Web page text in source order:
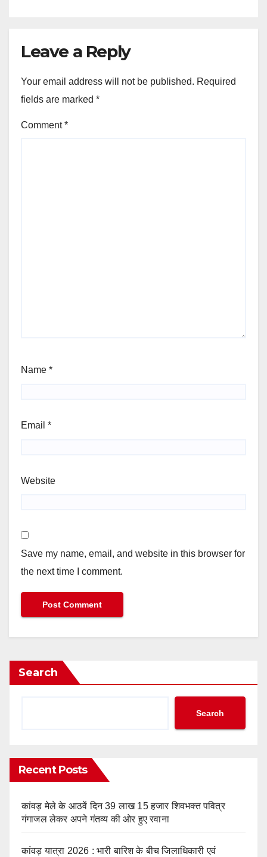
Leave a Reply
Your email address will not be published. Required
fields are marked *
Comment*
Name *
Email *
Website
Save my name, email, and website in this browser for
the next time I comment.
Search
Search
Recent Posts
कांवड़ मेले के आठवें दिन 39 लाख 15 हजार शिवभक्त पवित्र
गंगाजल लेकर अपने गंतव्य की ओर हुए रवाना
कांवड़ यात्रा 2026 : भारी बारिश के बीच जिलाधिकारी एवं